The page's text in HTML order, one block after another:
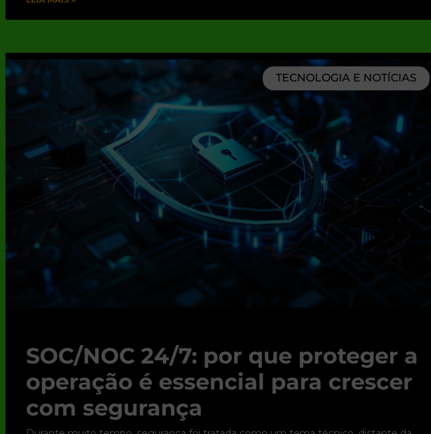
TECNOLOGIA E NOTÍCIAS
SOC/NOC 24/7: por que proteger a
operação é essencial para crescer
com segurança